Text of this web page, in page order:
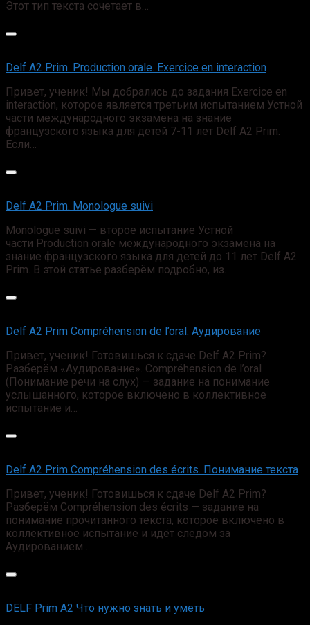
Этот тип текста сочетает в…
Delf A2 Prim. Production orale. Exercice en interaction
Привет, ученик! Мы добрались до задания Exercice en
interaction, которое является третьим испытанием Устной
части международного экзамена на знание
французского языка для детей 7-11 лет Delf А2 Prim.
Если…
Delf A2 Prim. Monologue suivi
Monologue suivi — второе испытание Устной
части Production orale международного экзамена на
знание французского языка для детей до 11 лет Delf А2
Prim. В этой статье разберём подробно, из…
Delf A2 Prim Compréhension de l’oral. Аудирование
Привет, ученик! Готовишься к сдаче Delf A2 Prim?
Разберём «Аудирование». Compréhension de l’oral
(Понимание речи на слух) — задание на понимание
услышанного, которое включено в коллективное
испытание и…
Delf A2 Prim Compréhension des écrits. Понимание текста
Привет, ученик! Готовишься к сдаче Delf A2 Prim?
Разберём Compréhension des écrits — задание на
понимание прочитанного текста, которое включено в
коллективное испытание и идёт следом за
Аудированием…
DELF Prim А2 Что нужно знать и уметь